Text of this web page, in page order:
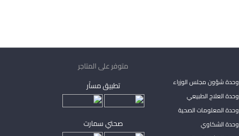
وحدة شؤون مجلس الوزراء
وحدة العلاج الطبيعي
وحدة المعلومات الصحية
وحدة الشكاوي
متوفر على المتاجر
تطبيق مساْر
صحتي سمارت